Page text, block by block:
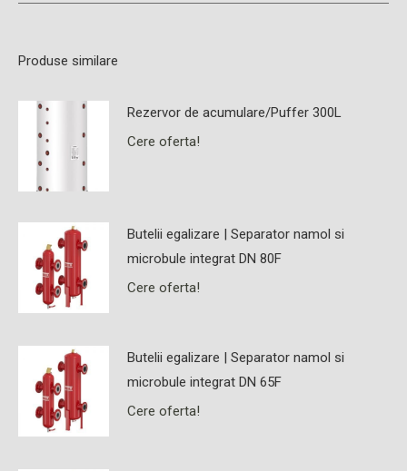
Produse similare
Rezervor de acumulare/Puffer 300L
Cere oferta!
Butelii egalizare | Separator namol si
microbule integrat DN 80F
Cere oferta!
Butelii egalizare | Separator namol si
microbule integrat DN 65F
Cere oferta!